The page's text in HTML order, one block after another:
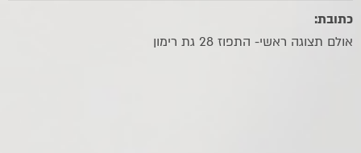
כתובת:
אולם תצוגה ראשי- התפוז 28 גת רימון